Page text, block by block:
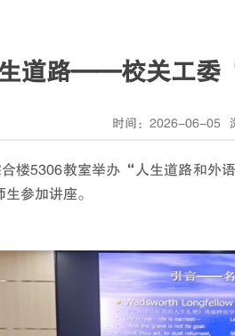
道路——校关工
时间：2026-06-05
楼5306教室举办“人生道路和
参加讲座。